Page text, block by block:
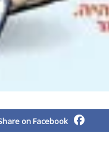
on Facebook